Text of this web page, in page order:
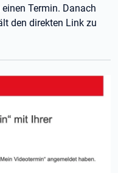
Termin. Danach
den direkten Link zu